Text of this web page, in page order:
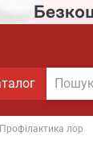
Профілактика лор